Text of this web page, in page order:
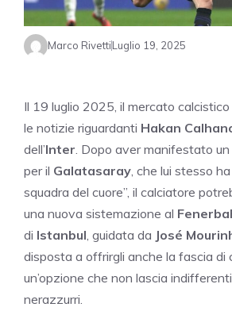
Marco RivettiLuglio 19, 2025
Il 19 luglio 2025, il mercato
le notizie riguardanti Hakan
dell’Inter . Dopo aver manifestato
per il Galatasaray , che lui stesso
squadra del cuore”, il calciatore
una nuova sistemazione al
di Istanbul , guidata da José
disposta a offrirgli anche la fascia di
un’opzione che non lascia
nerazzurri.